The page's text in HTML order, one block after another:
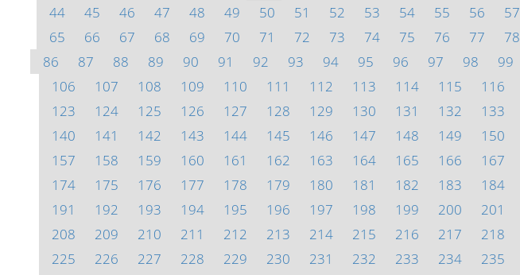
44
45 46 47 48 49 50 51 52 53 54 55 56 57
65
66 67 68 69 70 71 72 73 74 75 76 77 78
86
87 88 89 90 91 92 93 94 95 96 97 98 99
106
107 108 109 110 111 112 113 114 115 116
123
124 125 126 127 128 129 130 131 132 133
140
141 142 143 144 145 146 147 148 149 150
157
158 159 160 161 162 163 164 165 166 167
174
175 176 177 178 179 180 181 182 183 184
191
192 193 194 195 196 197 198 199 200 201
208
209 210 211 212 213 214 215 216 217 218
225
226 227 228 229 230 231 232 233 234 235